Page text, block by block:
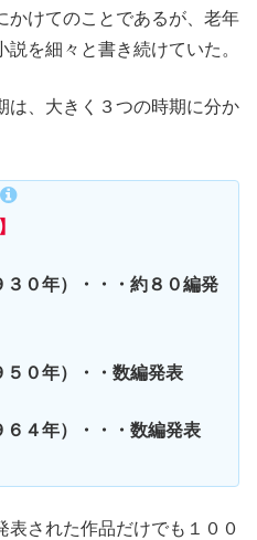
かけてのことであるが、老年
を細々と書き続けていた。
は、大きく３つの時期に分か
０年）・・・約８０編発
０年）・・数編発表
４年）・・・数編発表
表された作品だけでも１００